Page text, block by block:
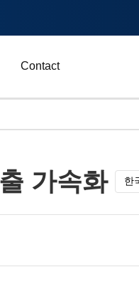
Contact
에너지
가속화 한